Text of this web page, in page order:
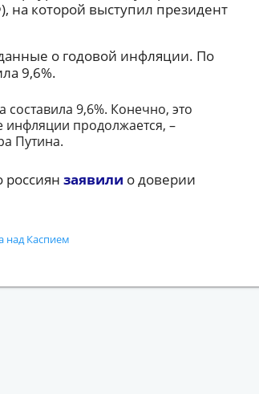
которой выступил президент
данные о годовой инфляции. По
9,6%.
9,6%. Конечно, это
инфляции продолжается, –
Путина.
заявили о доверии
над Каспием